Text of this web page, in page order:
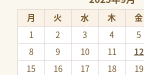
月 火 水 木 金
1
2 3 4 5
8
9 10 11 12
15
16 17 18 19